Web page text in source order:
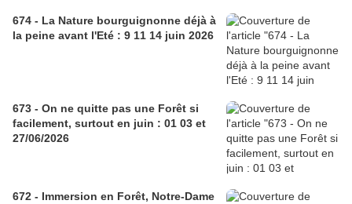
674 - La Nature bourguignonne déjà à
la peine avant l'Eté : 9 11 14 juin 2026
673 - On ne quitte pas une Forêt si
facilement, surtout en juin : 01 03 et
27/06/2026
672 - Immersion en Forêt, Notre-Dame